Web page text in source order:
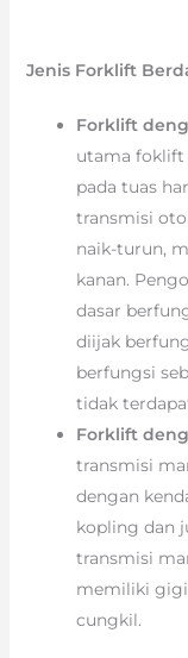
Jenis Forklift
Forklift
utama foklift
pada tuas
transmisi
naik-turun,
kanan.
dasar
diijak
berfungsi
tidak
Forklift
transmisi
dengan
kopling dan
transmisi
memiliki gigi
cungkil.